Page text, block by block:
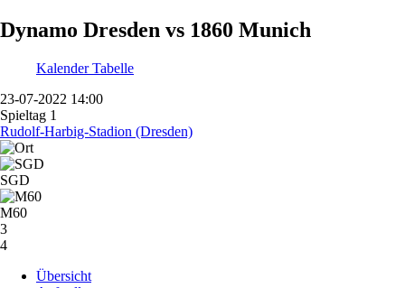
Dynamo Dresden vs 1860 Munich
KalenderTabelle
23-07-2022 14:00
Spieltag 1
Rudolf-Harbig-Stadion (Dresden)
SGD
M60
3
4
Übersicht